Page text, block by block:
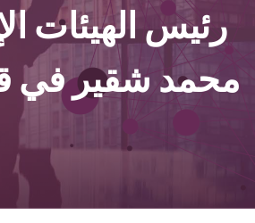
رئيس الهيئات
محمد شقير في